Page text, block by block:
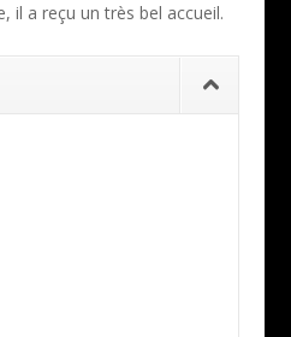
il a reçu un très bel accueil.